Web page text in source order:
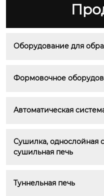
Оборудование для
Формовочное
Автоматическая
Сушилка, однослойная
сушильная печь
Туннельная печь